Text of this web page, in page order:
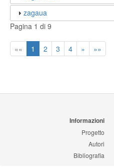
zagaua
Pagina 1 di 9
«« 1 2 3 4 » »»
Informazioni
Progetto
Autori
Bibliografia